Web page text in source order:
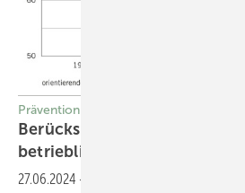
Prävention
Berücksichtigung von
betrieblichen
27.06.2024 -